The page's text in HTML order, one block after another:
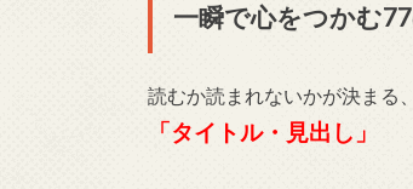
一瞬で心をつかむ
読むか読まれないかが決まる、
「タイトル・見出し」